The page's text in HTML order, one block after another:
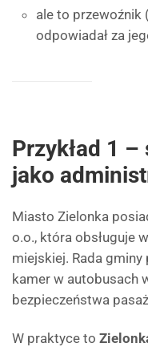
ale to przewoźnik
odpowiadał za
Przykład 1 –
jako
Miasto Zielonka
o.o., która obsługuje
miejskiej. Rada gminy
kamer w autobusach
bezpieczeństwa
W praktyce to